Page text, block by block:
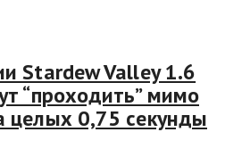
Stardew Valley 1.6
“проходить” мимо
целых 0,75 секунды